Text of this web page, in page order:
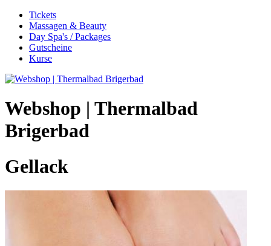
Tickets
Massagen & Beauty
Day Spa's / Packages
Gutscheine
Kurse
Webshop | Thermalbad
Brigerbad
Gellack